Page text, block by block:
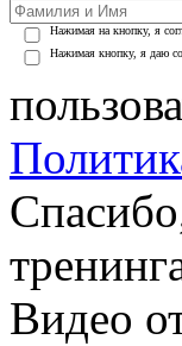
Нажимая на кнопку, я
Нажимая кнопку, я даю
Видео